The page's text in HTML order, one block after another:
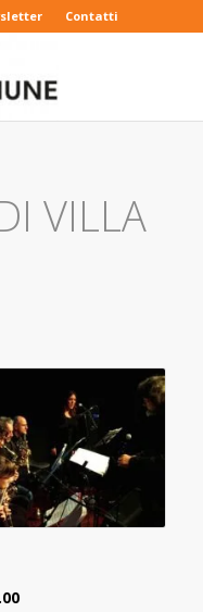
Contatti
VILLA